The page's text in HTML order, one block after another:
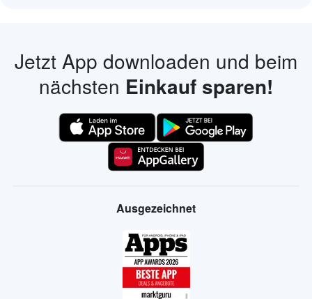
Jetzt App downloaden und beim
nächsten Einkauf sparen!
Ausgezeichnet